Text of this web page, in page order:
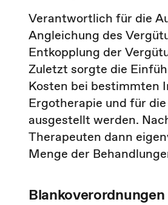
Verantwortlich für die
Angleichung des
Entkopplung der
Zuletzt sorgte die
Kosten bei bestimmten
Ergotherapie und für
ausgestellt werden.
Therapeuten dann
Menge der